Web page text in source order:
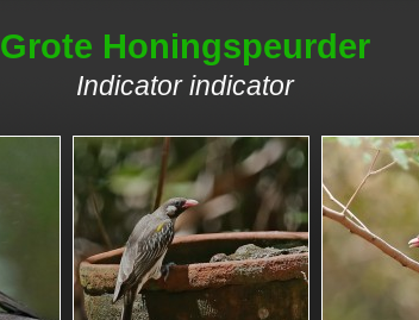
Grote Honingspeurder
Indicator indicator